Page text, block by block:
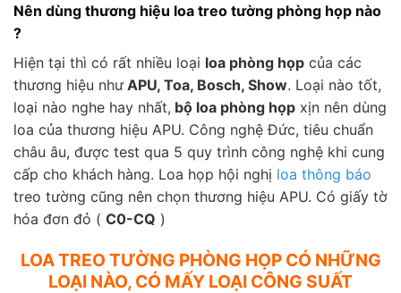
Nên dùng thương hiệu loa treo tường phòng họp nào
?
Hiện tại thì có rất nhiều loại loa phòng họp của các
thương hiệu nhưAPU, Toa, Bosch, Show. Loại nào tốt,
loại nào nghe hay nhất, bộ loa phòng họp xịn nên dùng
loa của thương hiệu APU. Công nghệ Đức, tiêu chuẩn
châu âu, được test qua 5 quy trình công nghệ khi cung
cấp cho khách hàng. Loa họp hội nghị loa thông báo
treo tường cũng nên chọn thương hiệu APU. Có giấy tờ
hóa đơn đỏ ( C0-CQ )
LOA TREO TƯỜNG PHÒNG HỌP CÓ NHỮNG
LOẠI NÀO, CÓ MẤY LOẠI CÔNG SUẤT